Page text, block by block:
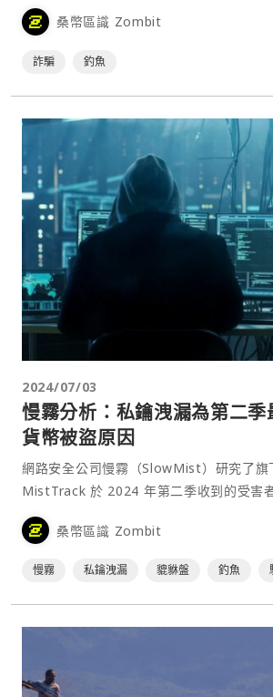
桑幣區識 Zombit
詐騙 釣魚
2024/07/03
慢霧分析：私鑰洩漏為第二
貨幣被盜原因
網路安全公司慢霧（SlowMist）研究了旗
MistTrack 於 2024 年第二季收到的受害
常見或罕見的駭客攻擊手法。在對其收到
進行統計後發現，私鑰洩漏、釣魚和詐騙
桑幣區識 Zombit
慢霧 私鑰洩漏 貔貅盤 釣魚